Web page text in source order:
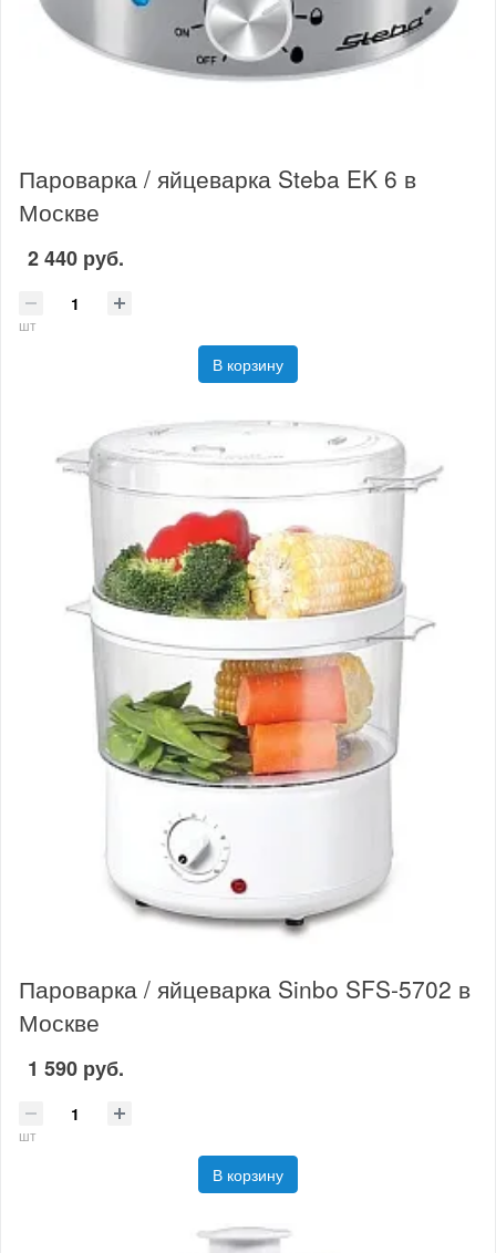
Пароварка / яйцеварка Steba EK 6 в
Москве
2 440 руб.
шт
В корзину
Пароварка / яйцеварка Sinbo SFS-5702 в
Москве
1 590 руб.
шт
В корзину